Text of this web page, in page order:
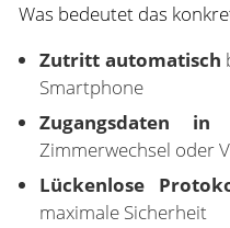
Was bedeutet das
Zutritt automatisch
Smartphone
Zugangsdaten in
Zimmerwechsel oder
Lückenlose
maximale Sicherheit